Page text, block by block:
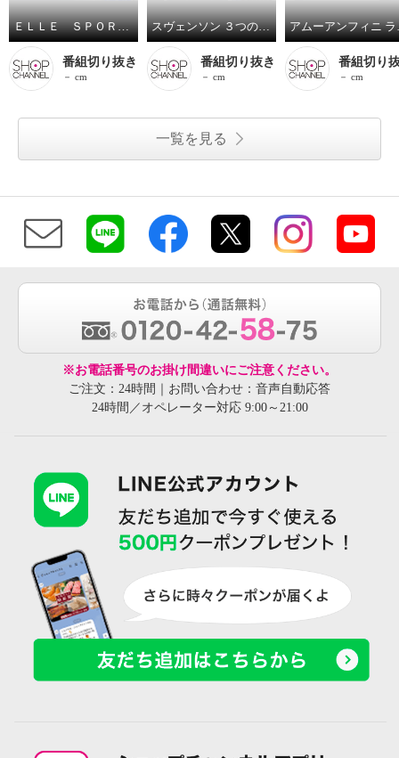
ＥＬＬＥ ＳＰＯＲＴ はっ水 取り外してリュックになる キューブ柄 キャリーカート
番組切り抜き
－ cm
スヴェンソン ３つの有効成分配合 育毛、薄毛、脱毛の予防！ ザ・チャーガ薬用育毛剤 ２本スペシャルセット
番組切り抜き
－ cm
アムーア
番組切り
－ cm
一覧を見る
※お電話番号のお掛け間違いにご注意ください。
ご注文：24時間｜お問い合わせ：音声自動応答
24時間／オペレーター対応 9:00～21:00